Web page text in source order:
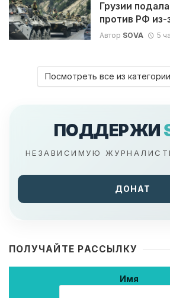
Грузии
против РФ
Автор SOVA 5
Посмотреть все из
ПОДДЕРЖИ
НЕЗАВИСИМУЮ
ДОНАТ
ПОЛУЧАЙТЕ РАССЫЛКУ
Имя